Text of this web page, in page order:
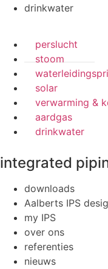
drinkwater
perslucht
stoom
solar
verwarming &
aardgas
drinkwater
integrated
downloads
Aalberts IPS
my IPS
over ons
referenties
nieuws